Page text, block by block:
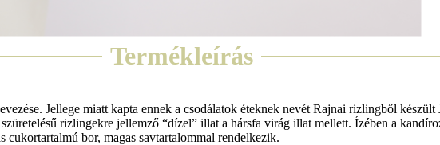
Termékleírás
Jellege miatt kapta ennek a csodálatok éteknek nevét Rajnai rizlingből
rizlingekre jellemző “dízel” illat a hársfa virág illat mellett. Ízében a
bor, magas savtartalommal rendelkezik.